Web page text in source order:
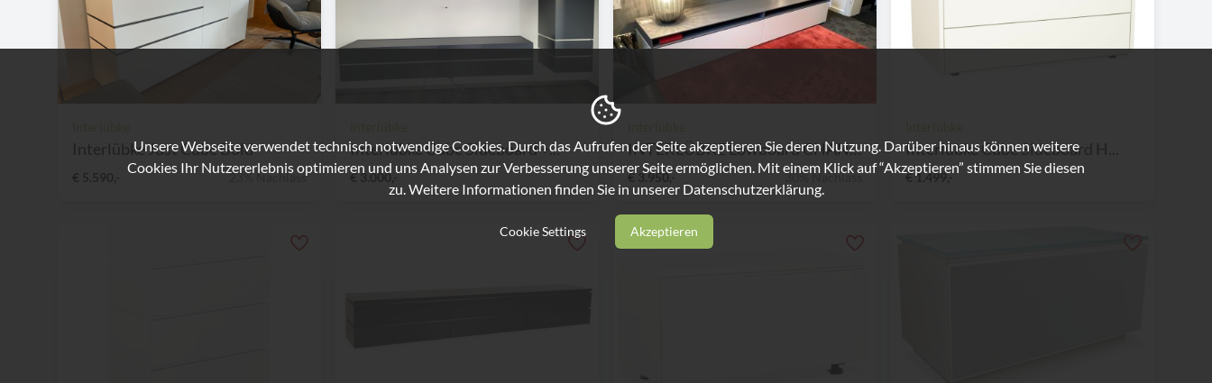
Interlübke Just Cube Bold
€ 5.590,- 23% Nachlass
Interlübke Cube Sideboard +...
€ 3.000,-
INTERLÜBKE Lowboard CHANGE
€ 3.950,- 30% Nachlass
Interlübke Cube Sideboard H...
€ 1.499,-
Unsere Webseite verwendet technisch notwendige Cookies. Durch das Aufrufen der Seite akzeptieren Sie deren Nutzung. Darüber hinaus können weitere
Cookies Ihr Nutzererlebnis optimieren und uns Analysen zur Verbesserung unserer Seite ermöglichen. Mit einem Klick auf “Akzeptieren” stimmen Sie diesen
zu. Weitere Informationen finden Sie in unserer Datenschutzerklärung.
Cookie Settings Akzeptieren